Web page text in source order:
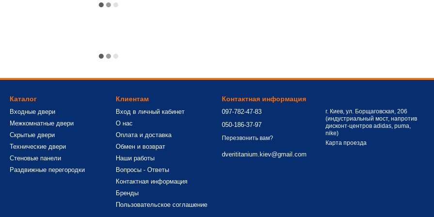
Каталог
Входные двери
Межкомнатные двери
Скрытые двери
Технические двери
Стеновые панели
Раздвижные перегородки
Клиентам
Вход в личный кабинет
О нас
Оплата и доставка
Обмен и возврат
Наши работы
Вопросы - Ответы
Контактная информация
Бренды
Пользовательское соглашение
Контактная информация
097-782-47-83
050-186-37-97
Перезвонить вам?
dverititanium.kiev@gmail.com
г. Киев, ул. Борщаговская, 206
(индустриальный мост, напротив
дисконт-центров adidas, puma,
nike)
Карта проезда